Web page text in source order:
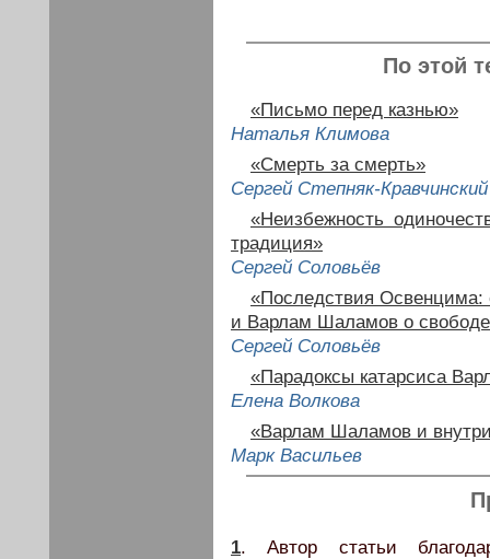
По этой
«Письмо перед казнью»
Наталья Климова
«Смерть за смерть»
Сергей Степняк-Кравчинский
«Неизбежность
традиция»
Сергей Соловьёв
«Последствия Освенцима:
и Варлам Шаламов о свободе
Сергей Соловьёв
«Парадоксы катарсиса
Елена Волкова
«Варлам Шаламов и
Марк Васильев
1. Автор статьи